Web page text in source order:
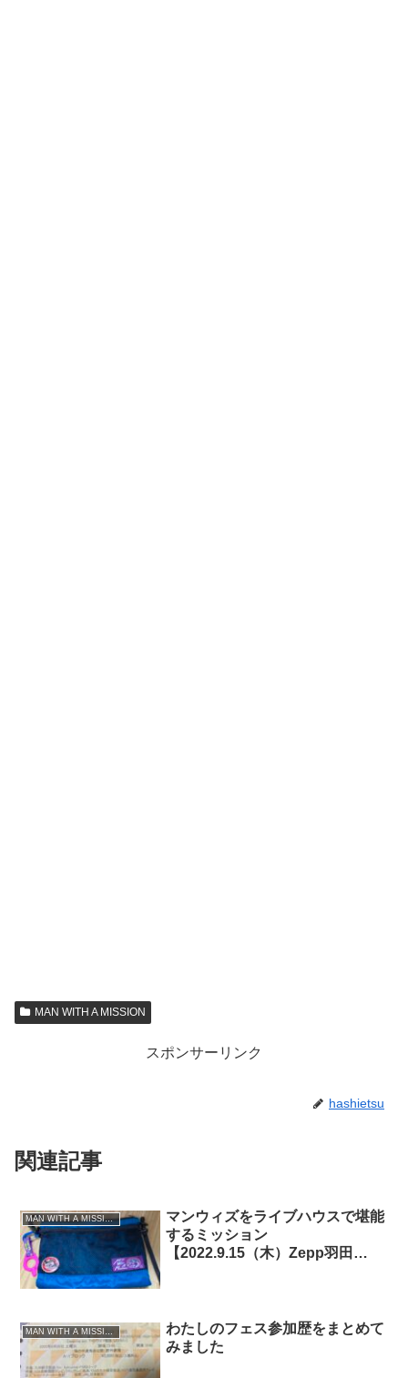
MAN WITH A MISSION
スポンサーリンク
hashietsu
関連記事
MAN WITH A MISSION
マンウィズをライブハウスで堪能
するミッション
【2022.9.15（木）Zepp羽田
わたしのフェス参加歴をまとめて
みました